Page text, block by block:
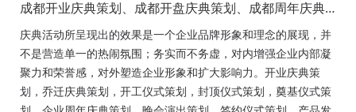
成都开业庆典策划、成都开盘庆典策划、成都周年庆典
策划、成都启动仪式策划、成都揭幕仪式策划、成都开
工仪式策划、成都竣工仪式策划、成都封顶仪式策划、
成都奠基仪式策划、成都签约仪式策划、成都挂牌仪式
策划、成都揭牌仪式策划、成都颁奖典礼策划
庆典活动所呈现出的效果是一个企业品牌形象和理念的展现，并
不是营造单一的热闹氛围；务实而不务虚，对内增强企业内部凝
聚力和荣誉感，对外塑造企业形象和扩大影响力。开业庆典策
划，乔迁庆典策划，开工仪式策划，封顶仪式策划，奠基仪式策